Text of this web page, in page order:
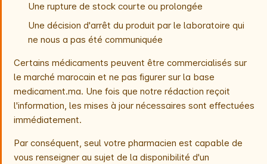
Une rupture de stock courte ou prolongée
Une décision d'arrêt du produit par le laboratoire qui
ne nous a pas été communiquée
Certains médicaments peuvent être commercialisés sur
le marché marocain et ne pas figurer sur la base
medicament.ma. Une fois que notre rédaction reçoit
l'information, les mises à jour nécessaires sont effectuées
immédiatement.
Par conséquent, seul votre pharmacien est capable de
vous renseigner au sujet de la disponibilité d'un